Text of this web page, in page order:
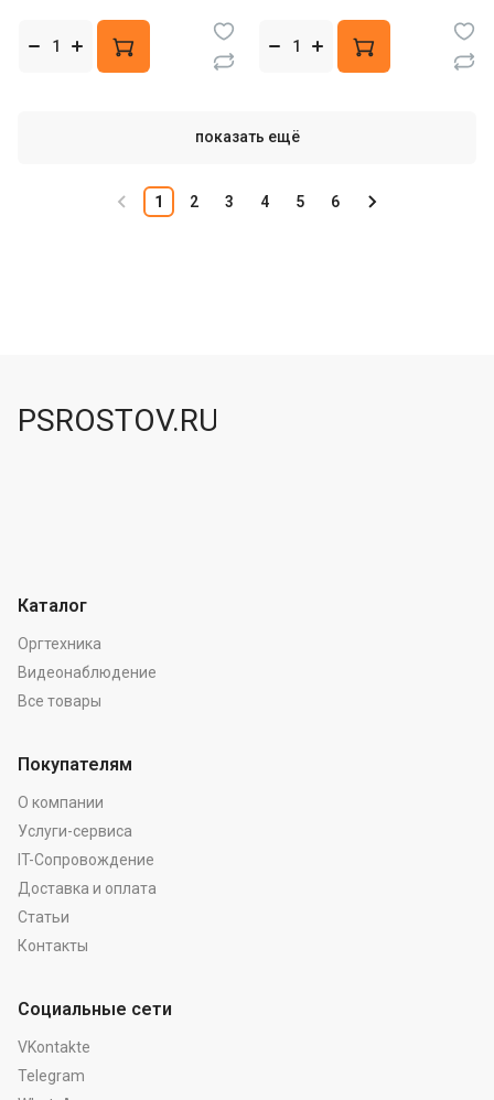
показать ещё
1 2 3 4 5 6
PSROSTOV.RU
Каталог
Оргтехника
Видеонаблюдение
Все товары
Покупателям
О компании
Услуги-сервиса
IT-Сопровождение
Доставка и оплата
Статьи
Контакты
Социальные сети
VKontakte
Telegram